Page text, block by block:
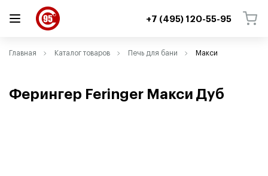
+7 (495) 120-55-95
Главная Каталог товаров Печь для бани Макси
Ферингер Feringer Макси Дуб
ВЕРНУТЬСЯ
ВЕРНУТЬСЯ